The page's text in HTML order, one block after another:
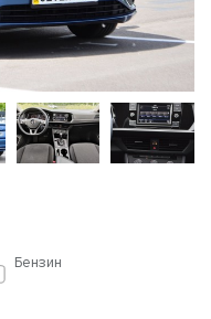
Бензин